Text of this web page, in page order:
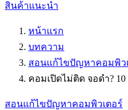
สินค้าแนะนำ
หน้าแรก
บทความ
สอนแก้ไขปัญหาคอมพิว
คอมเปิดไม่ติด จอดำ?
สอนแก้ไขปัญหาคอมพิวเตอร์